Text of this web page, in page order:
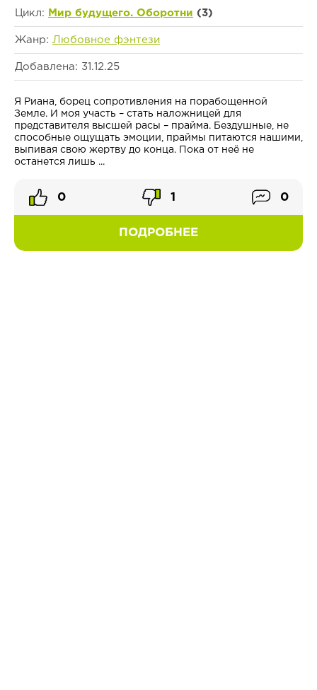
Цикл: Мир будущего. Оборотни (3)
Жанр: Любовное фэнтези
Добавлена: 31.12.25
Я Риана, борец сопротивления на порабощенной
Земле. И моя участь – стать наложницей для
представителя высшей расы – прайма. Бездушные, не
способные ощущать эмоции, праймы питаются нашими,
выпивая свою жертву до конца. Пока от неё не
останется лишь ...
ПОДРОБНЕЕ
0 1 0